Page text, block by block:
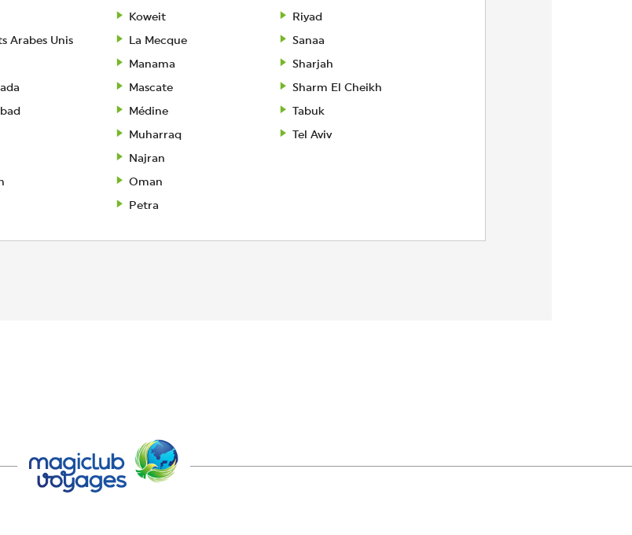
Arabes Unis
Koweit
La Mecque
Manama
Mascate
Médine
Muharraq
Najran
Oman
Petra
Riyad
Sanaa
Sharjah
Sharm El Cheikh
Tabuk
Tel Aviv